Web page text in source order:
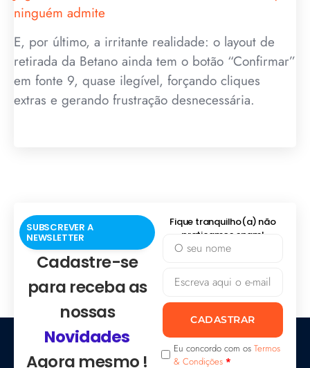
ninguém admite
E, por último, a irritante realidade: o layout de
retirada da Betano ainda tem o botão “Confirmar”
em fonte 9, quase ilegível, forçando cliques
extras e gerando frustração desnecessária.
SUBSCREVER A
NEWSLETTER
Cadastre-se
para receba as
nossas
Novidades
Agora mesmo !
Fique tranquilho(a) não
praticamos spam!
CADASTRAR
Eu concordo com os Termos
& Condições *